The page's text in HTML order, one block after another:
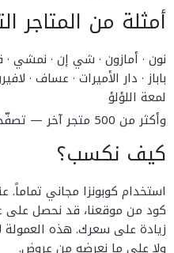
أمثلة من المتاجر
نون · أمازون · شي إن · نمشي
باباز · دار الأميرات · عساف ·
لمعة اللؤلؤ
وأكثر من 500 متجر آخر — تصفّحها من قسم
كيف نكسب؟
استخدام كوبونزا مجاني تماماً.
كود من موقعنا، قد نحصل على
زيادة على سعرك. هذه العمولة
ولا على ما نعرضه من عروض.